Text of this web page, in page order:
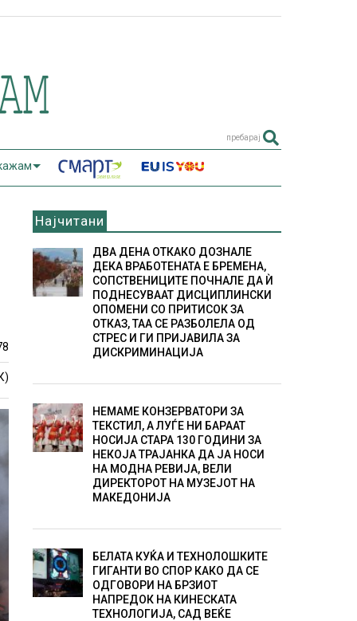
пребарај
Најчитани
ДВА ДЕНА ОТКАКО ДОЗНАЛЕ
ДЕКА ВРАБОТЕНАТА Е БРЕМЕНА,
СОПСТВЕНИЦИТЕ ПОЧНАЛЕ ДА Ѝ
ПОДНЕСУВААТ ДИСЦИПЛИНСКИ
ОПОМЕНИ СО ПРИТИСОК ЗА
ОТКАЗ, ТАА СЕ РАЗБОЛЕЛА ОД
СТРЕС И ГИ ПРИЈАВИЛА ЗА
ДИСКРИМИНАЦИЈА
НЕМАМЕ КОНЗЕРВАТОРИ ЗА
ТЕКСТИЛ, А ЛУЃЕ НИ БАРААТ
НОСИЈА СТАРА 130 ГОДИНИ ЗА
НЕКОЈА ТРАЈАНКА ДА ЈА НОСИ
НА МОДНА РЕВИЈА, ВЕЛИ
ДИРЕКТОРОТ НА МУЗЕЈОТ НА
МАКЕДОНИЈА
БЕЛАТА КУЌА И ТЕХНОЛОШКИТЕ
ГИГАНТИ ВО СПОР КАКО ДА СЕ
ОДГОВОРИ НА БРЗИОТ
НАПРЕДОК НА КИНЕСКАТА
ТЕХНОЛОГИЈА, САД ВЕЌЕ